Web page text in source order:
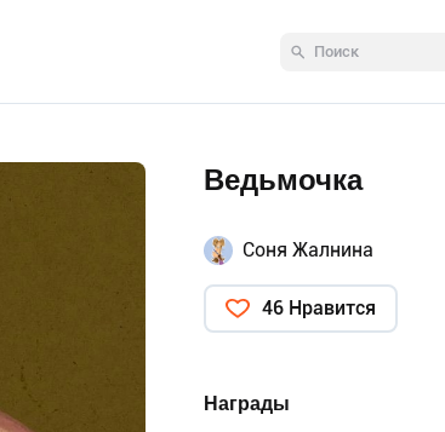
Ведьмочка
Соня Жалнина
46 Нравится
Награды